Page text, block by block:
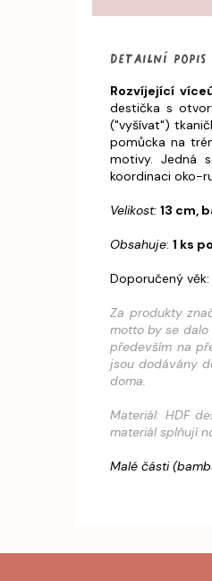
Detailní popis
Rozvíjející
destička s
("vyšívat")
pomůcka na
motivy. Jedná
koordinaci oko-
Velikost: 13 cm,
Obsahuje: 1 ks
Doporučený věk:
Za produkty
motto by se dalo
především na
jsou dodávány
doma.
Materiál: HDF
materiál splňují
Malé části